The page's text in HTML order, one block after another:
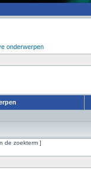
onderwerpen
de zoekterm ]